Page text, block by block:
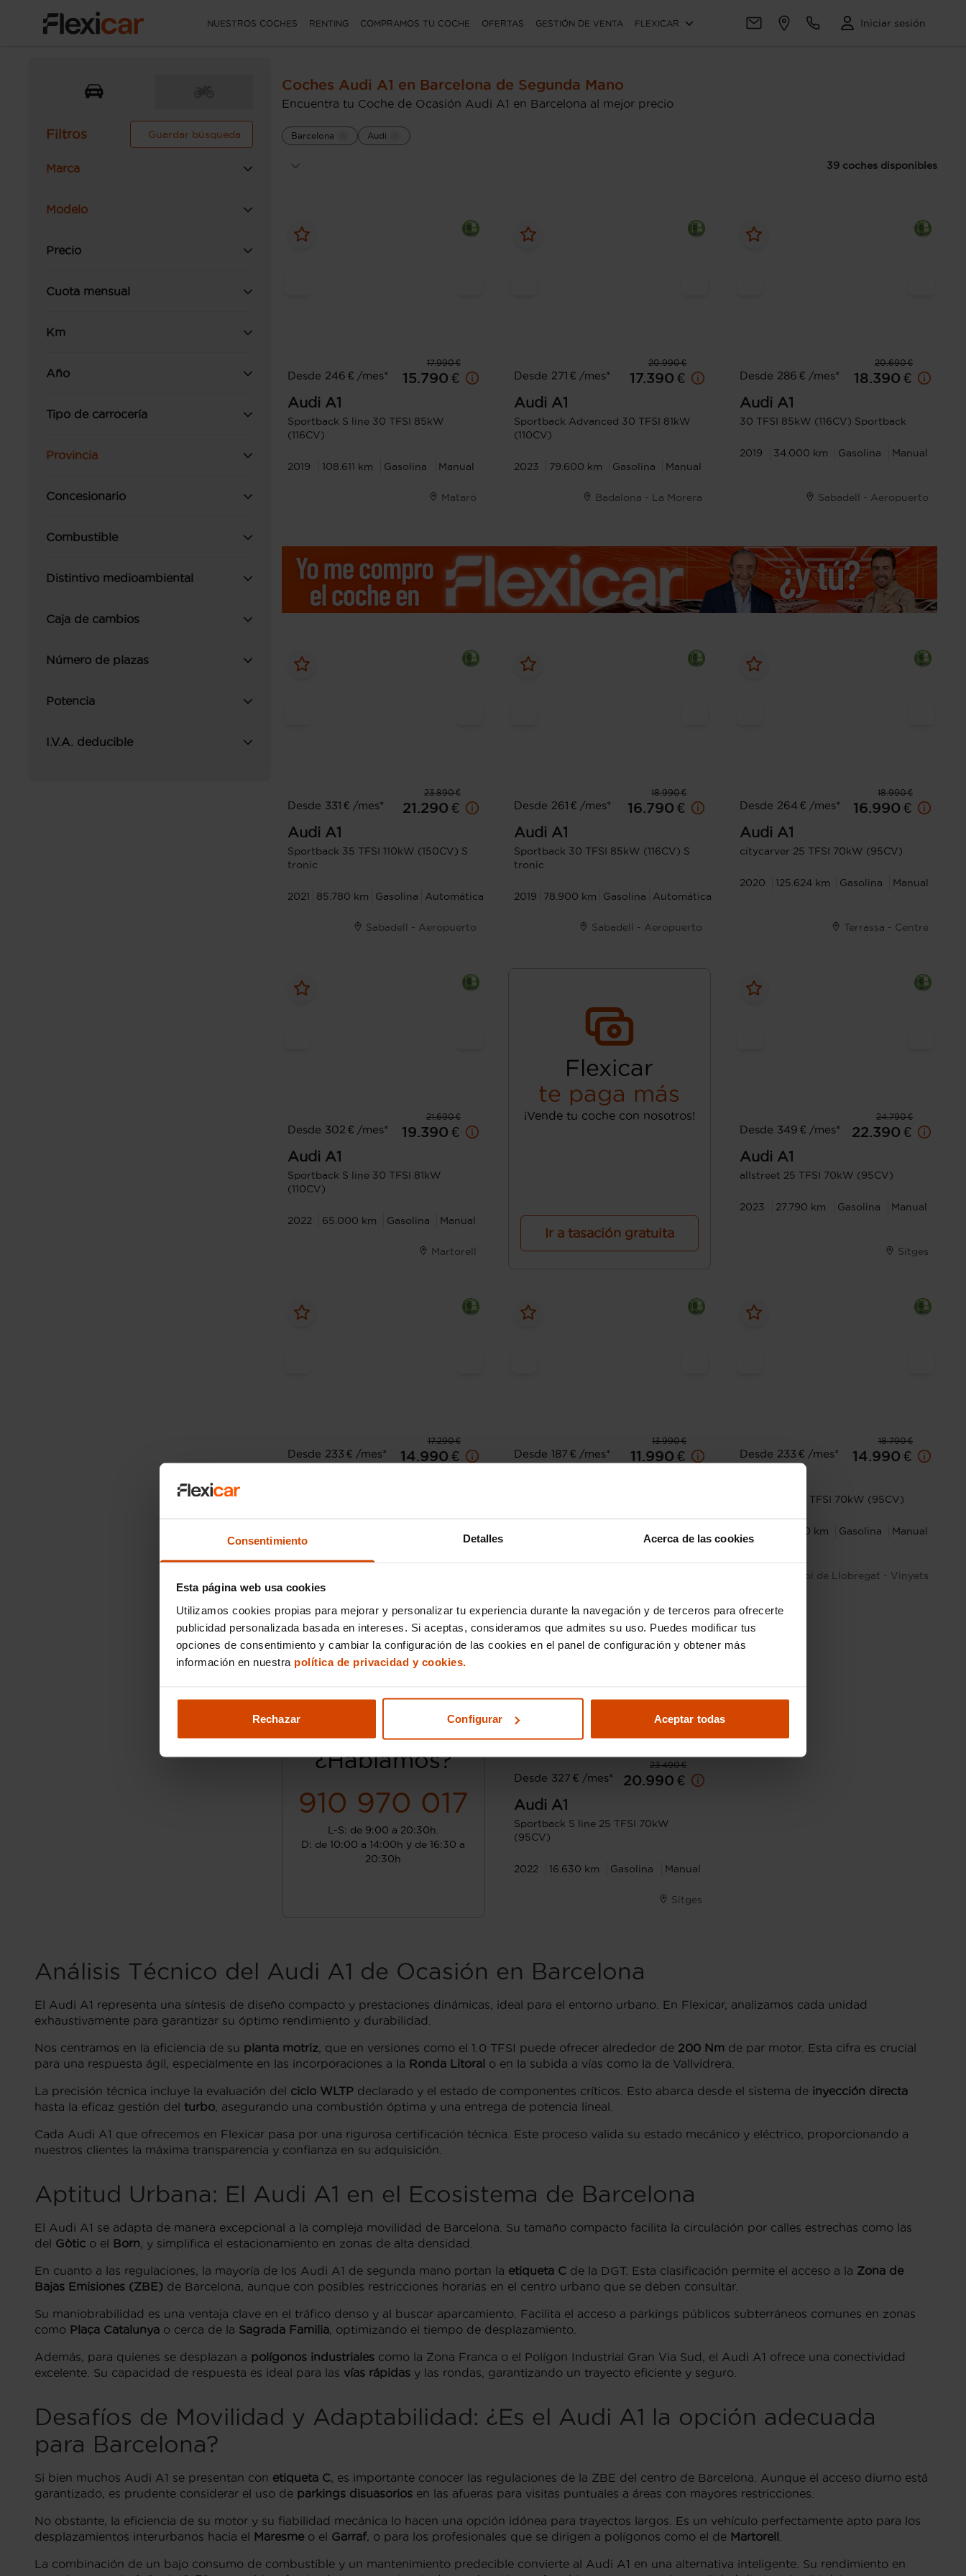
Consentimiento Detalles Acerca de las cookies
Esta página web usa cookies
Utilizamos cookies propias para mejorar y personalizar tu experiencia durante la navegación y de terceros para ofrecerte
publicidad personalizada basada en intereses. Si aceptas, consideramos que admites su uso. Puedes modificar tus
opciones de consentimiento y cambiar la configuración de las cookies en el panel de configuración y obtener más
información en nuestra política de privacidad y cookies.
Rechazar Configurar Aceptar todas
NUESTROS COCHES RENTING COMPRAMOS TU COCHE OFERTAS GESTIÓN DE VENTA FLEXICAR Iniciar sesión
Filtros Guardar búsqueda
Marca
Modelo
Precio
Cuota mensual
Km
Año
Tipo de carrocería
Provincia
Concesionario
Combustible
Distintivo medioambiental
Caja de cambios
Número de plazas
Potencia
I.V.A. deducible
Coches Audi A1 en Barcelona de Segunda Mano
Encuentra tu Coche de Ocasión Audi A1 en Barcelona al mejor precio
Barcelona Audi
39 coches disponibles
17.990 €
Desde 246 € /mes*
15.790 €
Audi A1
Sportback S line 30 TFSI 85kW
(116CV)
2019 108.611 km Gasolina Manual
Mataró
20.990 €
Desde 271 € /mes*
17.390 €
Audi A1
Sportback Advanced 30 TFSI 81kW
(110CV)
2023 79.600 km Gasolina Manual
Badalona - La Morera
20.690 €
Desde 286 € /mes*
18.390 €
Audi A1
30 TFSI 85kW (116CV) Sportback
2019 34.000 km Gasolina Manual
Sabadell - Aeropuerto
23.890 €
Desde 331 € /mes*
21.290 €
Audi A1
Sportback 35 TFSI 110kW (150CV) S
tronic
2021 85.780 km Gasolina Automática
Sabadell - Aeropuerto
18.990 €
Desde 261 € /mes*
16.790 €
Audi A1
Sportback 30 TFSI 85kW (116CV) S
tronic
2019 78.900 km Gasolina Automática
Sabadell - Aeropuerto
18.990 €
Desde 264 € /mes*
16.990 €
Audi A1
citycarver 25 TFSI 70kW (95CV)
2020 125.624 km Gasolina Manual
Terrassa - Centre
21.690 €
Desde 302 € /mes*
19.390 €
Audi A1
Sportback S line 30 TFSI 81kW
(110CV)
2022 65.000 km Gasolina Manual
Martorell
Flexicar
te paga más
¡Vende tu coche con nosotros!
Ir a tasación gratuita
24.790 €
Desde 349 € /mes*
22.390 €
Audi A1
allstreet 25 TFSI 70kW (95CV)
2023 27.790 km Gasolina Manual
Sitges
17.290 €
Desde 233 € /mes*
14.990 €
13.990 €
Desde 187 € /mes*
11.990 €
Gasolina Manual
18.790 €
Desde 233 € /mes*
14.990 €
Sportback 25 TFSI 70kW (95CV)
52.500 km Gasolina Manual
Sant Boi de Llobregat - Vinyets
¿Hablamos?
910 970 017
L-S: de 9:00 a 20:30h.
D: de 10:00 a 14:00h y de 16:30 a
20:30h
23.490 €
Desde 327 € /mes*
20.990 €
Audi A1
Sportback S line 25 TFSI 70kW
(95CV)
2022 16.630 km Gasolina Manual
Sitges
Análisis Técnico del Audi A1 de Ocasión en Barcelona
El Audi A1 representa una síntesis de diseño compacto y prestaciones dinámicas, ideal para el entorno urbano. En Flexicar, analizamos cada unidad
exhaustivamente para garantizar su óptimo rendimiento y durabilidad.
Nos centramos en la eficiencia de su planta motriz, que en versiones como el 1.0 TFSI puede ofrecer alrededor de 200 Nm de par motor. Esta cifra es crucial
para una respuesta ágil, especialmente en las incorporaciones a la Ronda Litoral o en la subida a vías como la de Vallvidrera.
La precisión técnica incluye la evaluación del ciclo WLTP declarado y el estado de componentes críticos. Esto abarca desde el sistema de inyección directa
hasta la eficaz gestión del turbo, asegurando una combustión óptima y una entrega de potencia lineal.
Cada Audi A1 que ofrecemos en Flexicar pasa por una rigurosa certificación técnica. Este proceso valida su estado mecánico y eléctrico, proporcionando a
nuestros clientes la máxima transparencia y confianza en su adquisición.
Aptitud Urbana: El Audi A1 en el Ecosistema de Barcelona
El Audi A1 se adapta de manera excepcional a la compleja movilidad de Barcelona. Su tamaño compacto facilita la circulación por calles estrechas como las
del Gòtic o el Born, y simplifica el estacionamiento en zonas de alta densidad.
En cuanto a las regulaciones, la mayoría de los Audi A1 de segunda mano portan la etiqueta C de la DGT. Esta clasificación permite el acceso a la Zona de
Bajas Emisiones (ZBE) de Barcelona, aunque con posibles restricciones horarias en el centro urbano que se deben consultar.
Su maniobrabilidad es una ventaja clave en el tráfico denso y al buscar aparcamiento. Facilita el acceso a parkings públicos subterráneos comunes en zonas
como Plaça Catalunya o cerca de la Sagrada Familia, optimizando el tiempo de desplazamiento.
Además, para quienes se desplazan a polígonos industriales como la Zona Franca o el Polígon Industrial Gran Via Sud, el Audi A1 ofrece una conectividad
excelente. Su capacidad de respuesta es ideal para las vías rápidas y las rondas, garantizando un trayecto eficiente y seguro.
Desafíos de Movilidad y Adaptabilidad: ¿Es el Audi A1 la opción adecuada
para Barcelona?
Si bien muchos Audi A1 se presentan con etiqueta C, es importante conocer las regulaciones de la ZBE del centro de Barcelona. Aunque el acceso diurno está
garantizado, es prudente considerar el uso de parkings disuasorios en las afueras para visitas puntuales a áreas con mayores restricciones.
No obstante, la eficiencia de su motor y su fiabilidad mecánica lo hacen una opción idónea para trayectos largos. Es un vehículo perfectamente apto para los
desplazamientos interurbanos hacia el Maresme o el Garraf, o para los profesionales que se dirigen a polígonos como el de Martorell
La combinación de un bajo consumo de combustible y un mantenimiento predecible convierte al Audi A1 en una alternativa inteligente. Su rendimiento en